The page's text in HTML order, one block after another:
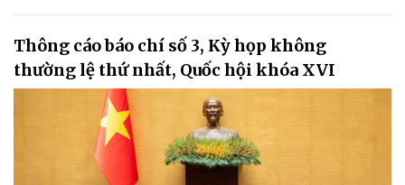
Thông cáo báo chí số 3, Kỳ họp không
thường lệ thứ nhất, Quốc hội khóa XVI